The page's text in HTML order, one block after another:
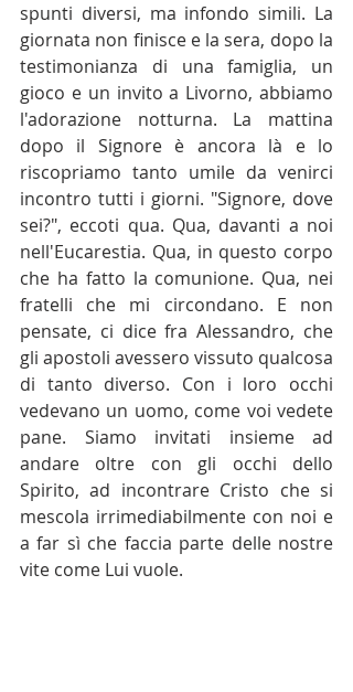
spunti diversi, ma infondo simili. La
giornata non finisce e la sera, dopo la
testimonianza di una famiglia, un
gioco e un invito a Livorno, abbiamo
l'adorazione notturna. La mattina
dopo il Signore è ancora là e lo
riscopriamo tanto umile da venirci
incontro tutti i giorni. "Signore, dove
sei?", eccoti qua. Qua, davanti a noi
nell'Eucarestia. Qua, in questo corpo
che ha fatto la comunione. Qua, nei
fratelli che mi circondano. E non
pensate, ci dice fra Alessandro, che
gli apostoli avessero vissuto qualcosa
di tanto diverso. Con i loro occhi
vedevano un uomo, come voi vedete
pane. Siamo invitati insieme ad
andare oltre con gli occhi dello
Spirito, ad incontrare Cristo che si
mescola irrimediabilmente con noi e
a far sì che faccia parte delle nostre
vite come Lui vuole.